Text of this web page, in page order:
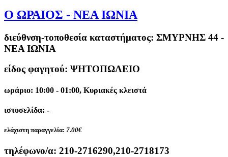
Ο ΩΡΑΙΟΣ - ΝΕΑ ΙΩΝΙΑ
διεύθνση-τοποθεσία καταστήματος: ΣΜΥΡΝΗΣ 44 -
ΝΕΑ ΙΩΝΙΑ
είδος φαγητού: ΨΗΤΟΠΩΛΕΙΟ
ωράριο: 10:00 - 01:00, Κυριακές κλειστά
ιστοσελίδα: -
ελάχιστη παραγγελία: 7.00€
τηλέφωνο/α: 210-2716290,210-2718173